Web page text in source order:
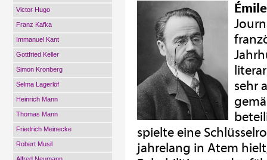
Victor Hugo
Franz Kafka
Immanuel Kant
Gottfried Keller
Simon Kronberg
Selma Lagerlöf
Heinrich Mann
Thomas Mann
Friedrich Meinecke
Robert Musil
sehr
spielte eine
jahrelang in Atem